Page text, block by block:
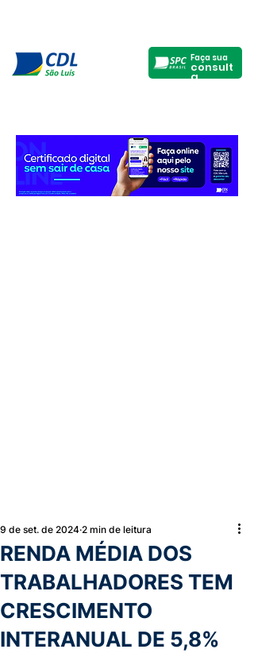
Faça sua
consult
a
RENDA MÉDIA DOS
TRABALHADORES TEM
CRESCIMENTO
INTERANUAL DE 5,8%
9 de set. de 2024 2 min de leitura